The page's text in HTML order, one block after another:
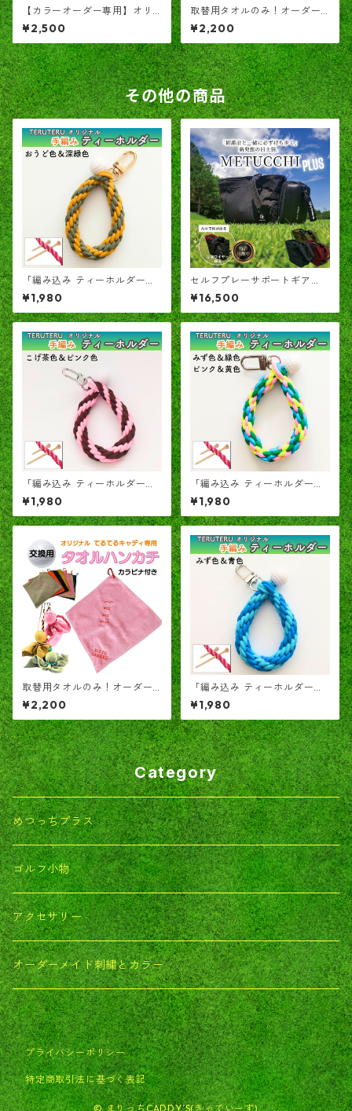
【カラーオーダー専用】オリ
ジナル 編み込み ティーホルダ
ー 単品
¥2,500
取替用タオルのみ！オーダー
刺繍可能「TERUTERUキャデ
ィ専用」カラビナ付き
¥2,200
その他の商品
「編み込み ティーホルダー」
TERUTERU®のヒモ 深緑✕黄
土色
¥1,980
セルフプレーサポートギア
「めつっち＋」 ― ラウンド中
の小さなキャディ ―
¥16,500
「編み込み ティーホルダー」
TERUTERU®のヒモ こげ茶✕
ピンク
¥1,980
「編み込み ティーホルダー」T
ERUTERU®のヒモ カラフル4
色
¥1,980
取替用タオルのみ！オーダー
刺繍可能「TERUTERUキャデ
ィ専用」カラビナ付き
¥2,200
「編み込み ティーホルダー」
TERUTERU®のヒモ 水色×うす
青
¥1,980
Category
めつっちプラス
ゴルフ小物
アクセサリー
オーダーメイド刺繍とカラー
プライバシーポリシー
特定商取引法に基づく表記
© まりっちCADDY’S(きゃでいーず)